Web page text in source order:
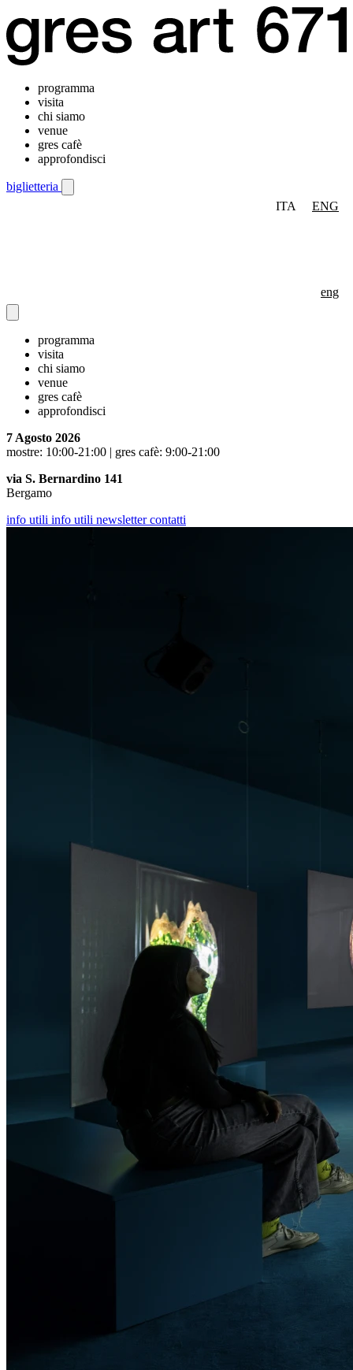
programma
visita
chi siamo
venue
gres cafè
approfondisci
biglietteria
ITA
ENG
eng
programma
visita
chi siamo
venue
gres cafè
approfondisci
7 Agosto 2026
mostre: 10:00-21:00 | gres cafè: 9:00-21:00
via S. Bernardino 141
Bergamo
info utili info utili newslettercontatti